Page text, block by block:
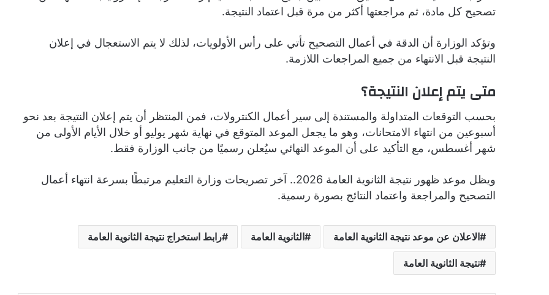
تصحيح كل مادة، ثم مراجعتها أكثر من مرة قبل اعتماد النتيجة.
وتؤكد الوزارة أن الدقة في أعمال التصحيح تأتي على رأس الأولويات، لذلك لا يتم الاستعجال في إعلان
النتيجة قبل الانتهاء من جميع المراجعات اللازمة.
متى يتم إعلان النتيجة؟
بحسب التوقعات المتداولة والمستندة إلى سير أعمال الكنترولات، فمن المنتظر أن يتم إعلان النتيجة بعد نحو
أسبوعين من انتهاء الامتحانات، وهو ما يجعل الموعد المتوقع في نهاية شهر يوليو أو خلال الأيام الأولى من
شهر أغسطس، مع التأكيد على أن الموعد النهائي سيُعلن رسميًا من جانب الوزارة فقط.
ويظل موعد ظهور نتيجة الثانوية العامة 2026.. آخر تصريحات وزارة التعليم مرتبطًا بسرعة انتهاء أعمال
التصحيح والمراجعة واعتماد النتائج بصورة رسمية.
الاعلان عن موعد نتيجة الثانوية العامة الثانوية العامة رابط استخراج نتيجة الثانوية العامة
نتيجة الثانوية العامة